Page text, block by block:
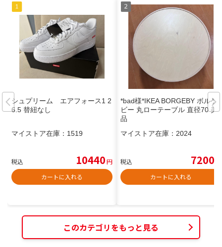
シュプリーム エアフォース1 2
6.5 替紐なし
マイストア在庫： 1519
税込 10440円
カートに入れる
*bad様*IKEA BORGEBY ボルゲ
ビー 丸ローテーブル 直径70 美
品
マイストア在庫： 2024
税込 7200
カートに入れる
このカテゴリをもっと見る